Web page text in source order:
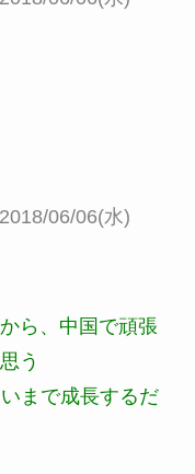
2018/06/06(水)
ら、中国で頑張
う
まで成長するだ